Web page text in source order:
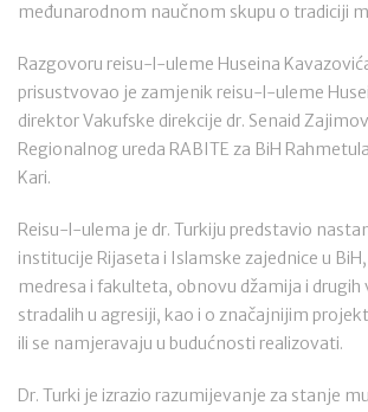
međunarodnom naučnom skupu o tradiciji
Razgovoru reisu-l-uleme Huseina
prisustvovao je zamjenik reisu-l-uleme
direktor Vakufske direkcije dr. Senaid
Regionalnog ureda RABITE za BiH
Kari.
Reisu-l-ulema je dr. Turkiju predstavio
institucije Rijaseta i Islamske zajednice u
medresa i fakulteta, obnovu džamija i
stradalih u agresiji, kao i o značajnijim
ili se namjeravaju u budućnosti realizovati.
Dr. Turki je izrazio razumijevanje za stanje